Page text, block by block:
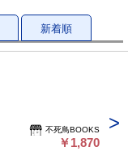
新着順
不死鳥BOOKS
￥1,870